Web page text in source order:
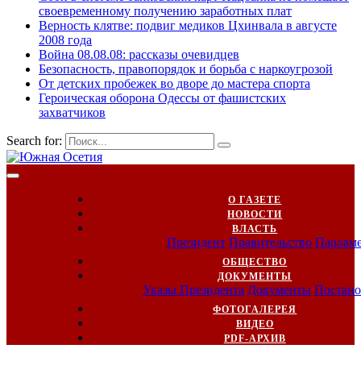
своевременному получению заработных плат
Верность клятве: подвиг медиков Цхинвала в августе
2008 года
Война 08.08.08: рассказы очевидцев
Безопасность, правопорядок и борьба с наркоугрозой
От детских пробежек во дворе до мастера спорта
Героическая оборона Одессы от фашистских
захватчиков
Search for:
О ГАЗЕТЕ
НОВОСТИ
ВЛАСТЬ
Президент Правительство
ОБЩЕСТВО
ДОКУМЕНТЫ
Указы Президента Документы
ФОТОГАЛЕРЕЯ
ВИДЕО
PDF-АРХИВ